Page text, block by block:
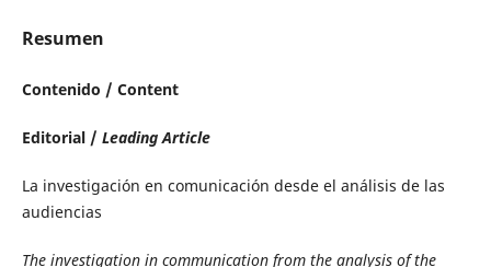
Resumen
Contenido / Content
Editorial / Leading Article
La investigación en comunicación desde el análisis de las
audiencias
The investigation in communication from the analysis of the